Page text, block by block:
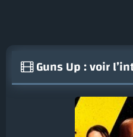
Guns Up : voir